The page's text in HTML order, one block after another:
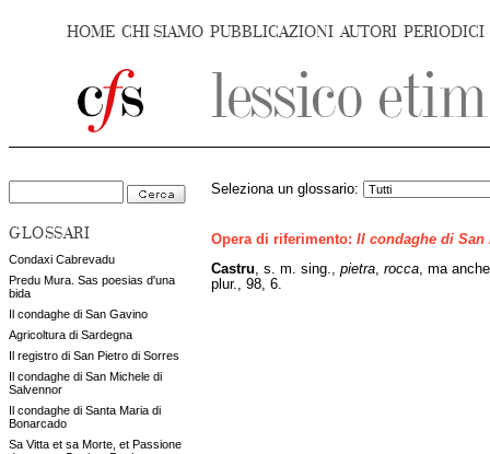
HOME CHI SIAMO PUBBLICAZIONI AUTORI PERIODICI
GLOSSARI
Condaxi Cabrevadu
Predu Mura. Sas poesias d'una
bida
Il condaghe di San Gavino
Agricoltura di Sardegna
Il registro di San Pietro di Sorres
Il condaghe di San Michele di
Salvennor
Il condaghe di Santa Maria di
Bonarcado
Sa Vitta et sa Morte, et Passione
Seleziona un glossario:
Opera di riferimento: Il condaghe di San
Castru , s. m. sing., pietra rocca , ma
plur., 98, 6.